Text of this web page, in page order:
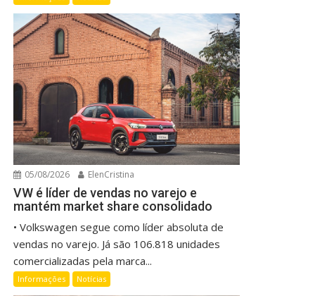
05/08/2026 ElenCristina
VW é líder de vendas no varejo e
mantém market share consolidado
• Volkswagen segue como líder absoluta de
vendas no varejo. Já são 106.818 unidades
comercializadas pela marca...
Informações Notícias